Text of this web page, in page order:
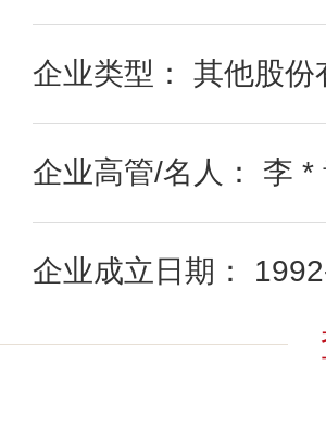
企业类型： 其他股
企业高管/名人： 李 *
企业成立日期：